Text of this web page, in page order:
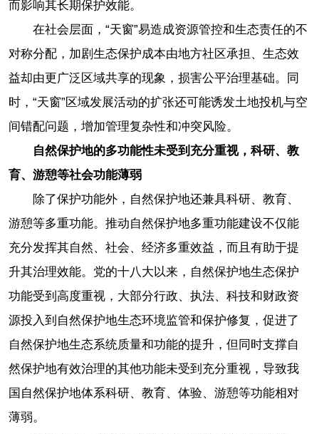
而影响其长期保护效能。
在社会层面，“天窗”易造成资源管控和生态责任的不
对称分配，加剧生态保护成本由地方社区承担、生态效
益却由更广泛区域共享的现象，损害公平治理基础。同
时，“天窗”区域发展活动的扩张还可能诱发土地投机与空
间错配问题，增加管理复杂性和冲突风险。
自然保护地的多功能性未受到充分重视，科研、教
育、游憩等社会功能薄弱
除了保护功能外，自然保护地还兼具科研、教育、
游憩等多重功能。推动自然保护地多重功能建设不仅能
充分发挥其自然、社会、经济多重效益，而且有助于提
升其治理效能。党的十八大以来，自然保护地生态保护
功能受到高度重视，大部分行政、执法、科技和财政资
源投入到自然保护地生态环境监管和保护修复，促进了
自然保护地生态系统质量和功能的提升，但同时支撑自
然保护地有效治理的其他功能未受到充分重视，导致我
国自然保护地体系科研、教育、体验、游憩等功能相对
薄弱。